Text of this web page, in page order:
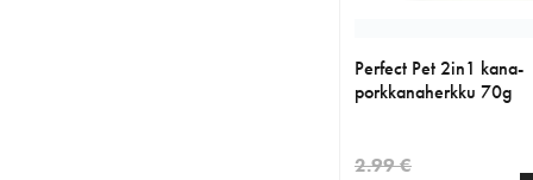
Perfect Pet 2in1 kana-
porkkanaherkku 70g
2.99 €